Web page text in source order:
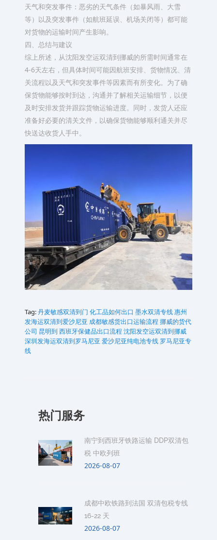
天气和突发事件：恶劣的天气条件（如暴风雨、大雪
等）以及突发事件（如航班延误、机场关闭等）都可能
对货物的运输时间产生影响。
四、总结与建议
综上所述，从沈阳发空运双清到挪威的所需时间通常在
4-6天左右，但具体时间可能因航班安排、货物情况、清
关流程以及天气和突发事件等因素而有所变化。为了确
保货物能够按时到达，沟通并了解相关运输细节，以便
及时安排发货并跟踪货物运输进度。同时，发货人还应
准备好必要的清关文件，以确保货物能够顺利通关并尽
快送达收货人手中。
Tag:丹麦敏感双清到门 化工品如何出口 墨水双清专线惠州
发海运双清到爱沙尼亚 成都敏感货出口运输流程 挪威的货代
公司 昆明到 西班牙保健品出口流程 沈阳发空运双清到挪威
深圳发海运双清到罗马尼亚 爱沙尼亚纯电池专线 罗马尼亚专
线
热门服务
南宁到西班牙铁路运输 DDP双清包
税 中欧列班
2026-08-07
成都中欧铁路到法国 双清包税专线
16-22 天
2026-08-07